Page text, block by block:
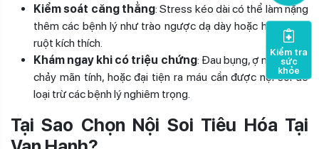
Kiểm soát căng thẳng: Stress kéo dài có thể làm nặng
thêm các bệnh lý như trào ngược dạ dày hoặc hội chứng
ruột kích thích.
Khám ngay khi có triệu chứng: Đau bụng, ợ nóng, tiêu
chảy mãn tính, hoặc đại tiện ra máu cần được nội soi để
loại trừ các bệnh lý nghiêm trọng.
Tại Sao Chọn Nội Soi Tiêu Hóa Tại
Kiểm tra
sức
khỏe